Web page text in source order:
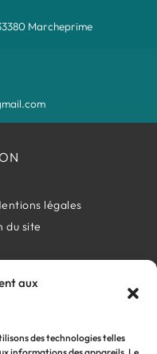
aux
des technologies telles
Marcheprime
légales
du site